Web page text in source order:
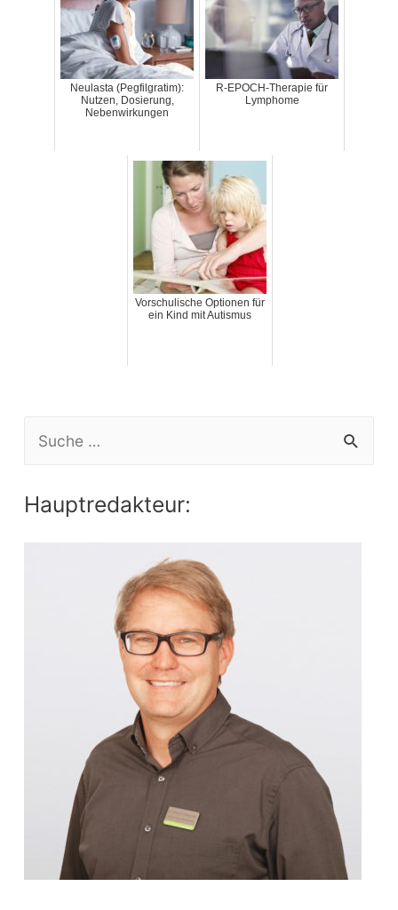
Neulasta (Pegfilgratim):
Nutzen, Dosierung,
Nebenwirkungen
R-EPOCH-Therapie für
Lymphome
Vorschulische Optionen für
ein Kind mit Autismus
Hauptredakteur: